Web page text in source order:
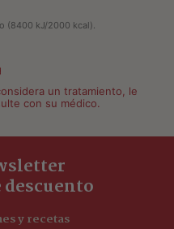
(8400 kJ/2000 kcal).
un tratamiento, le
con su médico.
descuento
y recetas